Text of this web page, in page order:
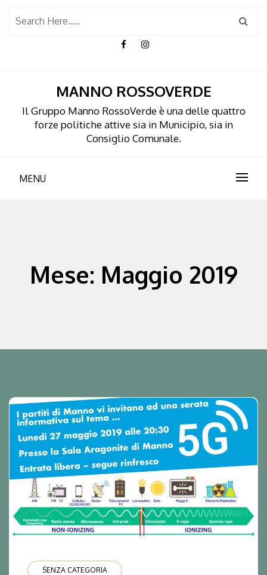
MANNO ROSSOVERDE
Il Gruppo Manno RossoVerde è una delle quattro
forze politiche attive sia in Municipio, sia in
Consiglio Comunale.
MENU
Mese: Maggio 2019
SENZA CATEGORIA